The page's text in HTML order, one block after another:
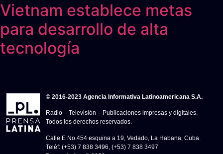
Vietnam establece metas
para desarrollo de alta
tecnología
© 2016-2023 Agencia Informativa Latinoamericana S.A.
Radio – Televisión – Publicaciones impresas y digitales.
Todos los derechos reservados.
Calle E No.454 esquina a 19, Vedado, La Habana, Cuba.
Teléf: (+53) 7 838 3496, (+53) 7 838 3497